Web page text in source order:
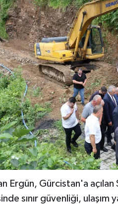
Ergün, Gürcistan'a açılan
sınır güvenliği, ulaşım